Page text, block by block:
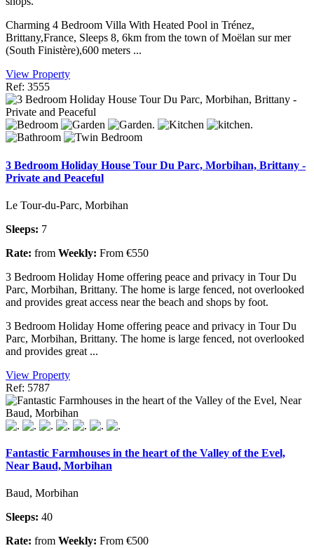
Charming 4 Bedroom Villa With Heated Pool in Trénez,
Brittany,France, Sleeps 8, 6km from the town of Moëlan sur mer
(South Finistère),600 meters ...
View Property
Ref: 3555
3 Bedroom Holiday House Tour Du Parc, Morbihan, Brittany -
Private and Peaceful
Le Tour-du-Parc, Morbihan
Sleeps: 7
Rate: from Weekly: From €550
3 Bedroom Holiday Home offering peace and privacy in Tour Du
Parc, Morbihan, Brittany. The home is large fenced, not overlooked
and provides great access near the beach and shops by foot.
3 Bedroom Holiday Home offering peace and privacy in Tour Du
Parc, Morbihan, Brittany. The home is large fenced, not overlooked
and provides great ...
View Property
Ref: 5787
Fantastic Farmhouses in the heart of the Valley of the Evel,
Near Baud, Morbihan
Baud, Morbihan
Sleeps: 40
Rate: from Weekly: From €500